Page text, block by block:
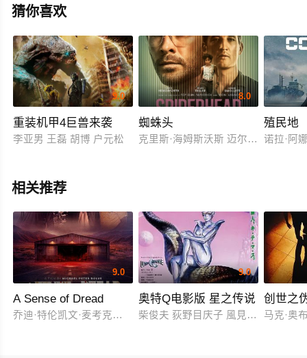
猜你喜欢
9.0
重装机甲4巨兽来袭
李亚男 王磊 胡博 户元松
8.0
蜘蛛头
克里斯·海姆斯沃斯 迈尔斯·特勒 朱
殖民地
诺拉·阿
相关推荐
9.0
A Sense of Dread
乔迪·特伦凯文·麦考克尔虹膜
9.0
奥特Q电影版 星之传说
柴俊夫 荻野目庆子 風見しんご
创世之
马克·奥